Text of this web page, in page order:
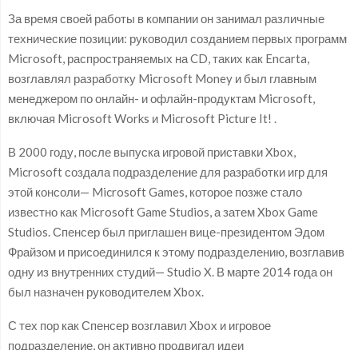
За время своей работы в компании он занимал различные
технические позиции: руководил созданием первых программ
Microsoft, распространяемых на CD, таких как Encarta,
возглавлял разработку Microsoft Money и был главным
менеджером по онлайн- и офлайн-продуктам Microsoft,
включая Microsoft Works и Microsoft Picture It! .
В 2000 году, после выпуска игровой приставки Xbox,
Microsoft создала подразделение для разработки игр для
этой консоли— Microsoft Games, которое позже стало
известно как Microsoft Game Studios, а затем Xbox Game
Studios. Спенсер был приглашен вице-президентом Эдом
Фрайзом и присоединился к этому подразделению, возглавив
одну из внутренних студий— Studio X. В марте 2014 года он
был назначен руководителем Xbox.
С тех пор как Спенсер возглавил Xbox и игровое
подразделение, он активно продвигал идеи